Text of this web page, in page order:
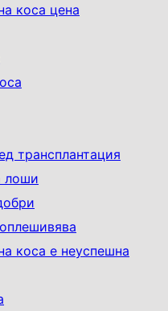
коса цена
трансплантация
лоши
коса е неуспешна